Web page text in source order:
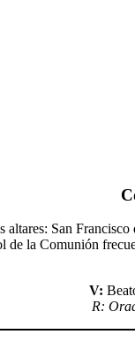
San
la Comunión
V:
R: